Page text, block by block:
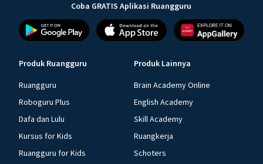
Coba GRATIS Aplikasi Ruangguru
Produk Ruangguru
Ruangguru
Roboguru Plus
Dafa dan Lulu
Kursus for Kids
Ruangguru for Kids
Produk Lainnya
Brain Academy Online
English Academy
Skill Academy
Ruangkerja
Schoters